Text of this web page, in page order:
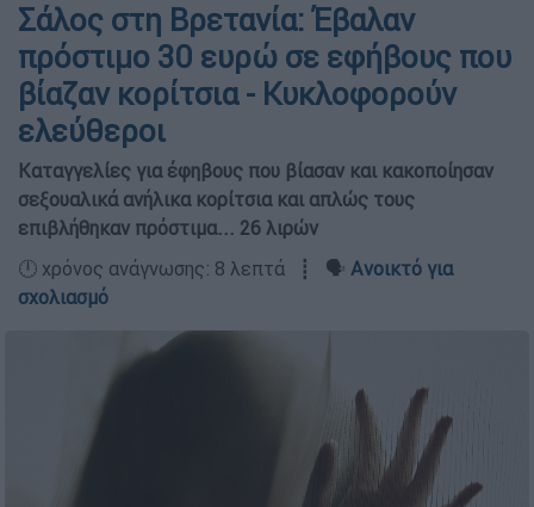
Σάλος στη Βρετανία: Έβαλαν
πρόστιμο 30 ευρώ σε εφήβους που
βίαζαν κορίτσια - Κυκλοφορούν
ελεύθεροι
Καταγγελίες για έφηβους που βίασαν και κακοποίησαν
σεξουαλικά ανήλικα κορίτσια και απλώς τους
επιβλήθηκαν πρόστιμα... 26 λιρών
🕛 χρόνος ανάγνωσης: 8 λεπτά ┋ 🗣️ Ανοικτό για
σχολιασμό